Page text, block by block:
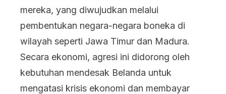
mereka, yang diwujudkan melalui
pembentukan negara-negara boneka di
wilayah seperti Jawa Timur dan Madura.
Secara ekonomi, agresi ini didorong oleh
kebutuhan mendesak Belanda untuk
mengatasi krisis ekonomi dan membayar